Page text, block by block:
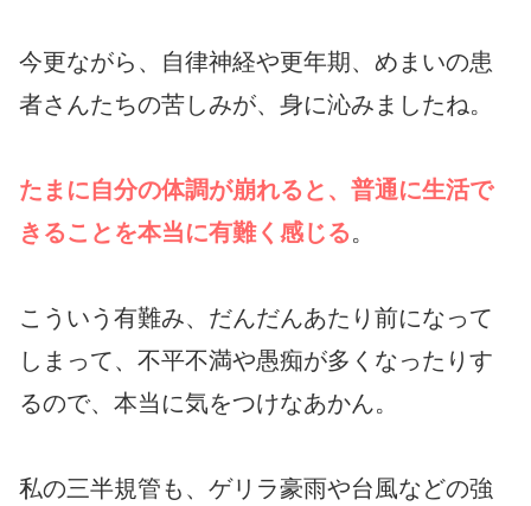
今更ながら、自律神経や更年期、めまいの患
者さんたちの苦しみが、身に沁みましたね。
たまに自分の体調が崩れると、普通に生活で
きることを本当に有難く感じる。
こういう有難み、だんだんあたり前になって
しまって、不平不満や愚痴が多くなったりす
るので、本当に気をつけなあかん。
私の三半規管も、ゲリラ豪雨や台風などの強